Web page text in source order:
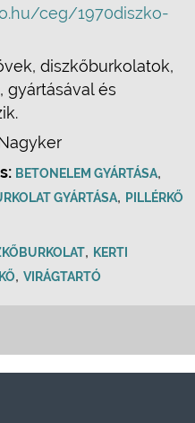
ceg/1970diszko-
diszkőburkolatok,
és
BETONELEM GYÁRTÁSA,
GYÁRTÁSA, PILLÉRKŐ
, KERTI
, VIRÁGTARTÓ